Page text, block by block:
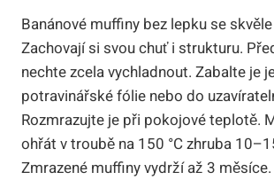
Banánové muffiny bez lepku se
Zachovají si svou chuť i strukturu.
nechte zcela vychladnout. Zabalte je
potravinářské fólie nebo do
Rozmrazujte je při pokojové teplotě.
ohřát v troubě na 150 °C zhruba
Zmrazené muffiny vydrží až 3 měsíce.